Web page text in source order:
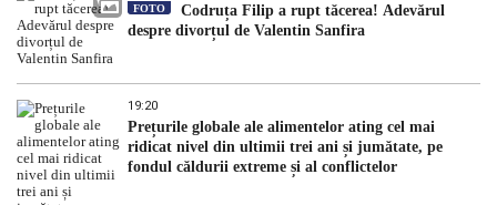
FOTO
Codruța Filip a rupt tăcerea! Adevărul
despre divorțul de Valentin Sanfira
19:20
Prețurile globale ale alimentelor ating cel mai
ridicat nivel din ultimii trei ani și jumătate, pe
fondul căldurii extreme și al conflictelor